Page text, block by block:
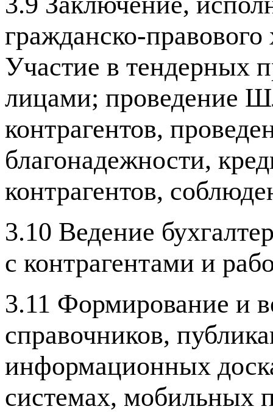
гражданско-
Участие в тендерных
лицами; проведение
контрагентов,
благонадежности,
контрагентов,
3.10 Ведение
с контрагентами и
3.11 Формирование и
справочников,
информационных
системах, мобильных